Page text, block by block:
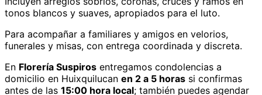
tonos blancos y suaves, apropiados para el luto.
Para acompañar a familiares y amigos en velorios,
funerales y misas, con entrega coordinada y discreta.
En Florería Suspiros entregamos condolencias a
domicilio en Huixquilucan en 2 a 5 horas si confirmas
antes de las 15:00 hora local; también puedes agendar